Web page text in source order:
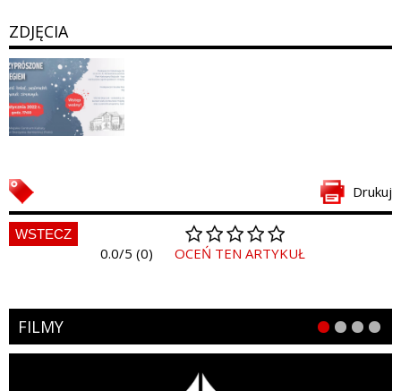
ZDJĘCIA
Drukuj
WSTECZ
0.0/5 (0) OCEŃ TEN ARTYKUŁ
FILMY